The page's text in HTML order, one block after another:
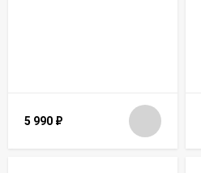
5 990 ₽